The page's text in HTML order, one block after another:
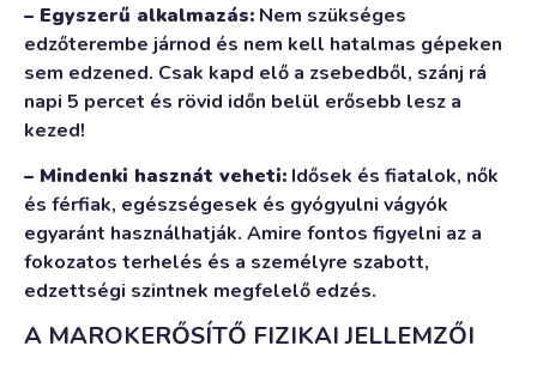
– Egyszerű alkalmazás: Nem szükséges
edzőterembe járnod és nem kell hatalmas gépeken
sem edzened. Csak kapd elő a zsebedből, szánj rá
napi 5 percet és rövid időn belül erősebb lesz a
kezed!
– Mindenki hasznát veheti: Idősek és fiatalok, nők
és férfiak, egészségesek és gyógyulni vágyók
egyaránt használhatják. Amire fontos figyelni az a
fokozatos terhelés és a személyre szabott,
edzettségi szintnek megfelelő edzés.
A MAROKERŐSÍTŐ FIZIKAI JELLEMZŐI